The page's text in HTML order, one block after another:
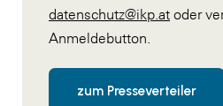
datenschutz@ikp.at oder
Anmeldebutton.
zum Presseverteiler